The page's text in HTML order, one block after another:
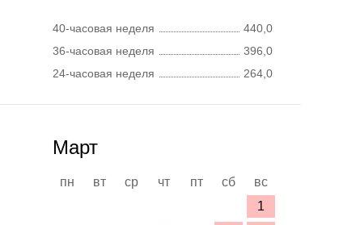
40-часовая неделя
440,0
36-часовая неделя
396,0
24-часовая неделя
264,0
Март
пн вт ср чт пт сб
вс
1